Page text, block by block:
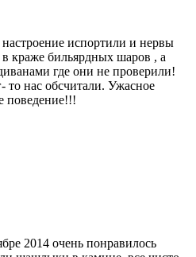
испортили и нервы
краже бильярдных шаров , а
где они не проверили!
то нас обсчитали. Ужасное
поведение!!!
2014 очень понравилось